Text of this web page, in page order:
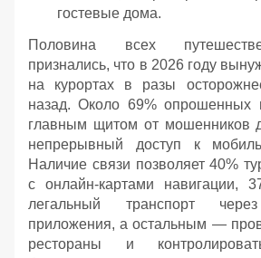
гостевые дома.
Половина всех
признались, что в 2026 году
на курортах в разы
назад. Около 69% опрошенных
главным щитом от мошенников
непрерывный доступ к
Наличие связи позволяет 40%
с онлайн-картами навигации,
легальный транспорт
приложения, а остальным —
рестораны и